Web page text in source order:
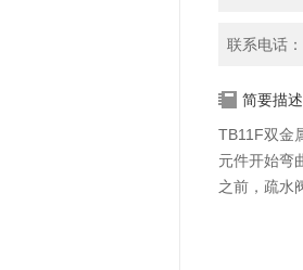
联系电话
简要描述
TB11F双金
元件开始弯
之前，疏水